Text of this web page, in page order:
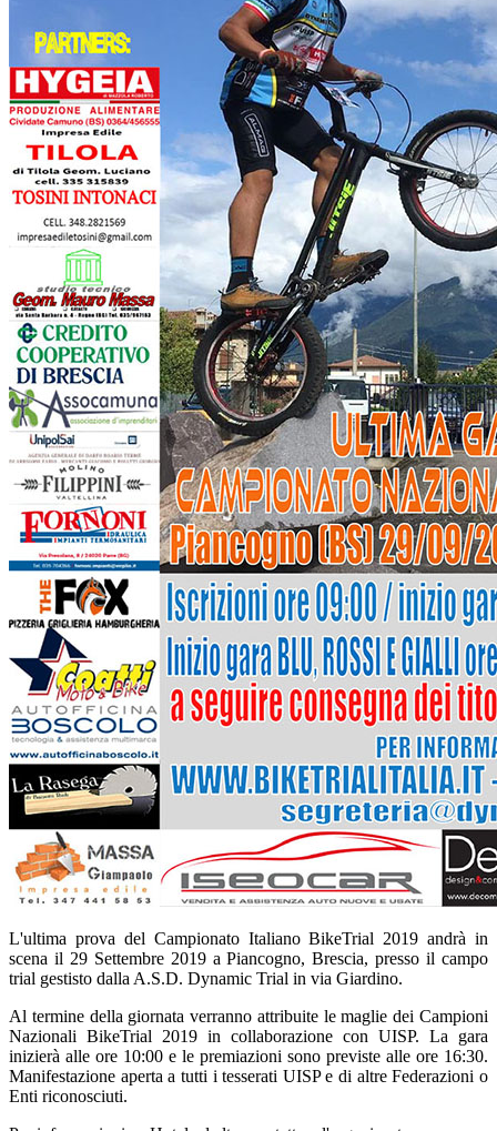
L'ultima prova del Campionato Italiano BikeTrial 2019 andrà in
scena il 29 Settembre 2019 a Piancogno, Brescia, presso il campo
trial gestisto dalla A.S.D. Dynamic Trial in via Giardino.
Al termine della giornata verranno attribuite le maglie dei Campioni
Nazionali BikeTrial 2019 in collaborazione con UISP. La gara
inizierà alle ore 10:00 e le premiazioni sono previste alle ore 16:30.
Manifestazione aperta a tutti i tesserati UISP e di altre Federazioni o
Enti riconosciuti.